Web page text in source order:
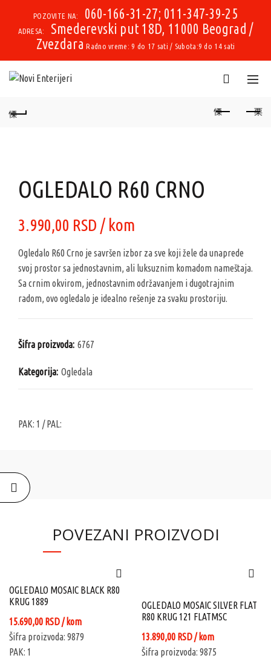
POZOVITE NA: 060-166-31-27; 011-347-39-25
ADRESA:
Smederevski put 18D, 11000 Beograd /
Zvezdara Radno vreme: 9 do 17 sati / Subota:9 do 14 sati
OGLEDALO R60 CRNO
3.990,00 RSD / kom
Ogledalo R60 Crno je savršen izbor za sve koji žele da unaprede
svoj prostor sa jednostavnim, ali luksuznim komadom nameštaja.
Sa crnim okvirom, jednostavnim održavanjem i dugotrajnim
radom, ovo ogledalo je idealno rešenje za svaku prostoriju.
Šifra proizvoda: 6767
Kategorija: Ogledala
PAK: 1 / PAL:
POVEZANI PROIZVODI
OGLEDALO MOSAIC BLACK R80
KRUG 1889
15.690,00 RSD/ kom
Šifra proizvoda: 9879
PAK: 1
OGLEDALO MOSAIC SILVER FLAT
R80 KRUG 121 FLATMSC
13.890,00 RSD/ kom
Šifra proizvoda: 9875